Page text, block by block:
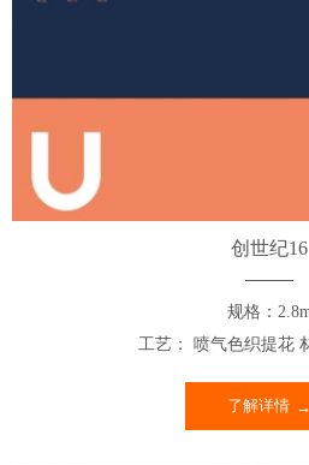
创世纪16
规格：
工艺： 喷气色织提花
了解详情